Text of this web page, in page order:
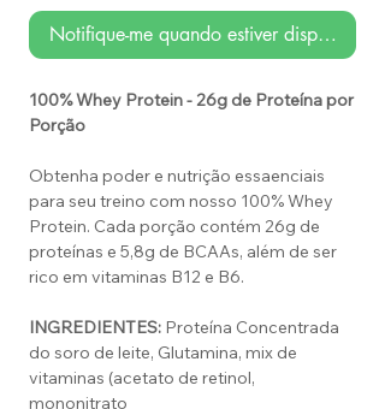
Notifique-me quando estiver disponível
100% Whey Protein - 26g de Proteína por
Porção
Obtenha poder e nutrição essaenciais
para seu treino com nosso 100% Whey
Protein. Cada porção contém 26g de
proteínas e 5,8g de BCAAs, além de ser
rico em vitaminas B12 e B6.
INGREDIENTES: Proteína Concentrada
do soro de leite, Glutamina, mix de
vitaminas (acetato de retinol,
mononitrato